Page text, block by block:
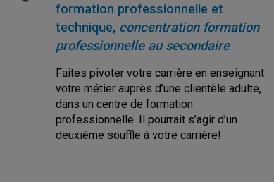
formation professionnelle et
technique, concentration formation
professionnelle au secondaire
Faites pivoter votre carrière en enseignant
votre métier auprès d’une clientèle adulte,
dans un centre de formation
professionnelle. Il pourrait s’agir d’un
deuxième souffle à votre carrière!